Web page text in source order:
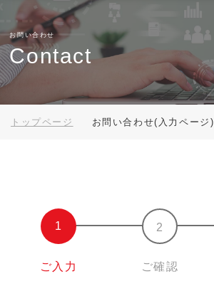
お問い合わせ
Contact
トップページ お問い合わせ(入力ページ)
ご入力 ご確認